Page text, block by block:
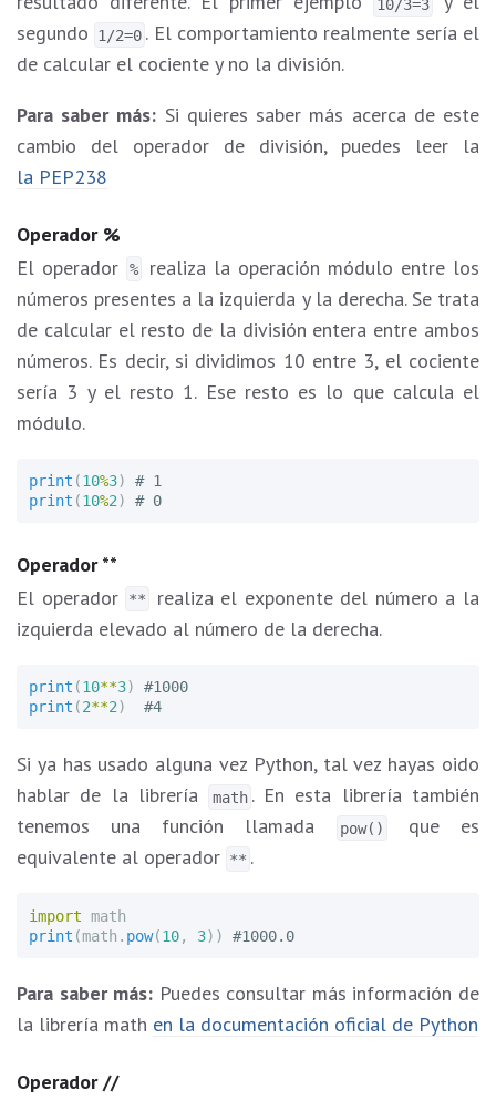
10/3=3
segundo
1/2=0 . El comportamiento realmente sería el
de calcular el cociente y no la división.
Para saber más: Si quieres saber más acerca de este
cambio del operador de división, puedes leer la
la PEP238
Operador %
El operador
%
realiza la operación módulo entre los
números presentes a la izquierda y la derecha. Se trata
de calcular el resto de la división entera entre ambos
números. Es decir, si dividimos 10 entre 3, el cociente
sería 3 y el resto 1. Ese resto es lo que calcula el
módulo.
print (10%3)
print (10%2)
Operador **
El operador
**
realiza el exponente del número a la
izquierda elevado al número de la derecha.
print (10**3)
print (2**2)
Si ya has usado alguna vez Python, tal vez hayas oido
hablar de la librería
math . En esta librería también
tenemos una función llamada
pow()
que es
equivalente al operador ** .
import math
print (math . pow(10, 3))
Para saber más: Puedes consultar más información de
la librería math en la documentación oficial de Python
Operador //